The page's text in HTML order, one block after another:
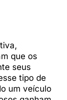
que os
seus
tipo de
um veículo